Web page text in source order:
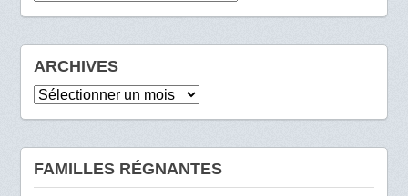
ARCHIVES
Archives
FAMILLES RÉGNANTES